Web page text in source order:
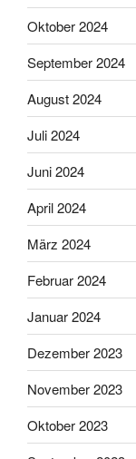
Oktober 2024
September 2024
August 2024
Juli 2024
Juni 2024
April 2024
März 2024
Februar 2024
Januar 2024
Dezember 2023
November 2023
Oktober 2023